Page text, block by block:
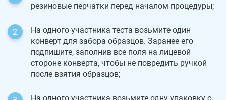
резиновые перчатки перед началом процедуры;
На одного участника теста возьмите один
конверт для забора образцов. Заранее его
подпишите, заполнив все поля на лицевой
стороне конверта, чтобы не повредить ручкой
после взятия образцов;